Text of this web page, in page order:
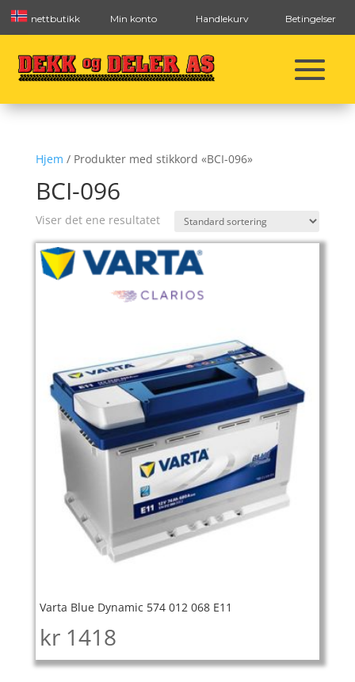
nettbutikk Min konto Handlekurv Betingelser
Hjem / Produkter med stikkord «BCI-096»
BCI-096
Viser det ene resultatet
Varta Blue Dynamic 574 012 068 E11
kr 1418